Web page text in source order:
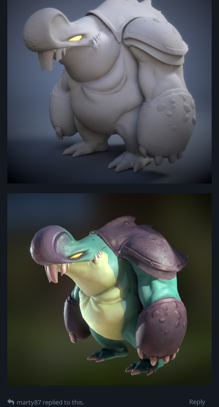
Reply
marty87 replied to this.